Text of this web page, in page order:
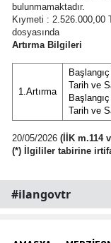
bulunmamaktadır.
Kıymeti : 2.526.000,00
dosyasında
Artırma Bilgileri
1.Artırma
Tarih ve
Tarih ve
20/05/2026 (İİK m.114
(*) İlgililer tabirine
#ilangovtr